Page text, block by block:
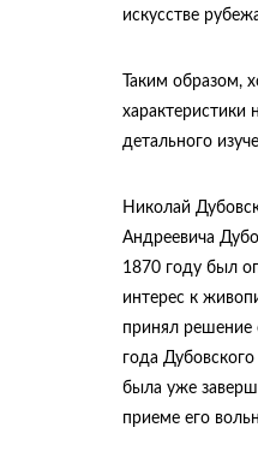
искусстве
Таким образом,
характеристики
детального
Николай
Андреевича
1870 году был
интерес к
принял решение
года
была уже
приеме его